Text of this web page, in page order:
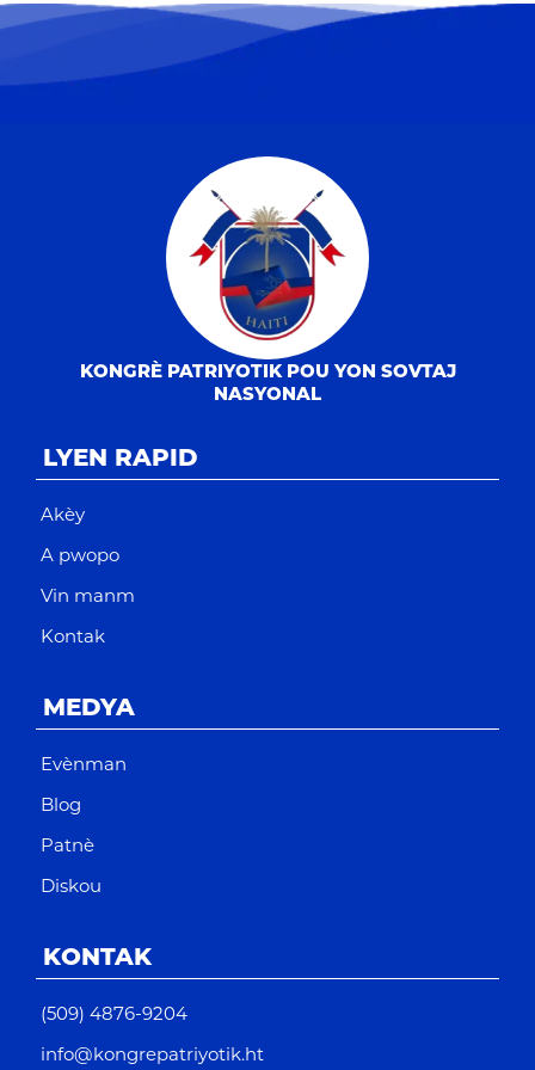
KONGRÈ PATRIYOTIK POU YON SOVTAJ
NASYONAL
LYEN RAPID
Akèy
A pwopo
Vin manm
Kontak
MEDYA
Evènman
Blog
Patnè
Diskou
KONTAK
(509) 4876-9204
info@kongrepatriyotik.ht